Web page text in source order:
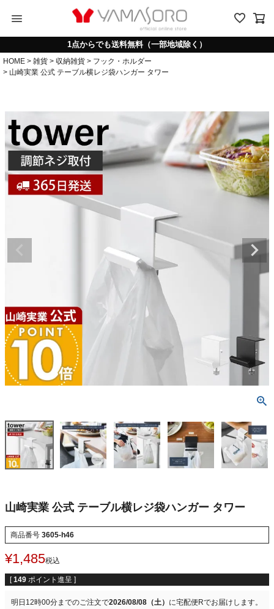
menu
1点からでも送料無料（一部地域除く）
HOME 雑貨 収納雑貨
フック・ホルダー
山崎実業 公式 テーブル横レジ袋ハンガー タワー
山崎実業 公式 テーブル横レジ袋ハンガー タワー
商品番号 3605-h46
¥1,485税込
[ 149 ポイント進呈 ]
明日 12時00分までのご注文で2026/08/08（土） に宅配便Rでお届けします。